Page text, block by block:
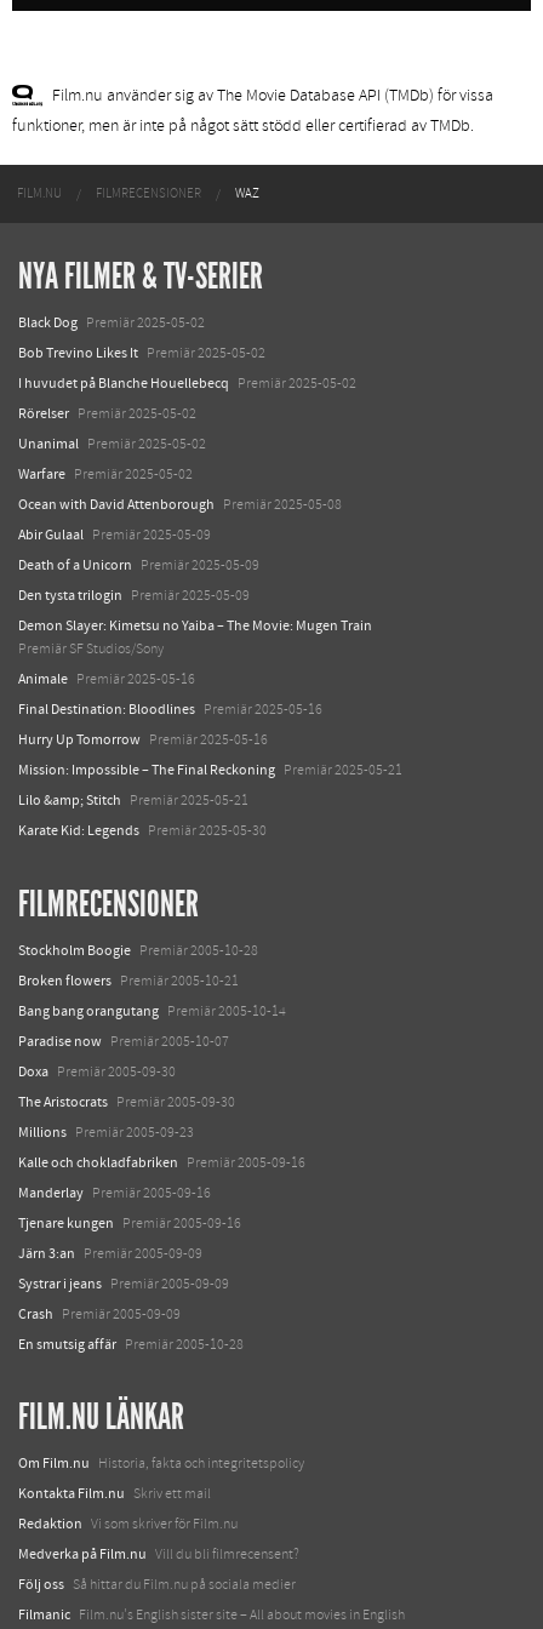
Film.nu använder sig av The Movie Database API (TMDb) för vissa
funktioner, men är inte på något sätt stödd eller certifierad av TMDb.
FILM.NU FILMRECENSIONER WAZ
NYA FILMER & TV-SERIER
Black Dog Premiär 2025-05-02
Bob Trevino Likes It Premiär 2025-05-02
I huvudet på Blanche Houellebecq Premiär 2025-05-02
Rörelser Premiär 2025-05-02
Unanimal Premiär 2025-05-02
Warfare Premiär 2025-05-02
Ocean with David Attenborough Premiär 2025-05-08
Abir Gulaal Premiär 2025-05-09
Death of a Unicorn Premiär 2025-05-09
Den tysta trilogin Premiär 2025-05-09
Demon Slayer: Kimetsu no Yaiba – The Movie: Mugen Train
Premiär SF Studios/Sony
Animale Premiär 2025-05-16
Final Destination: Bloodlines Premiär 2025-05-16
Hurry Up Tomorrow Premiär 2025-05-16
Mission: Impossible – The Final Reckoning Premiär 2025-05-21
Lilo &amp; Stitch Premiär 2025-05-21
Karate Kid: Legends Premiär 2025-05-30
FILMRECENSIONER
Stockholm Boogie Premiär 2005-10-28
Broken flowers Premiär 2005-10-21
Bang bang orangutang Premiär 2005-10-14
Paradise now Premiär 2005-10-07
Doxa Premiär 2005-09-30
The Aristocrats Premiär 2005-09-30
Millions Premiär 2005-09-23
Kalle och chokladfabriken Premiär 2005-09-16
Manderlay Premiär 2005-09-16
Tjenare kungen Premiär 2005-09-16
Järn 3:an Premiär 2005-09-09
Systrar i jeans Premiär 2005-09-09
Crash Premiär 2005-09-09
En smutsig affär Premiär 2005-10-28
FILM.NU LÄNKAR
Om Film.nu Historia, fakta och integritetspolicy
Kontakta Film.nu Skriv ett mail
Redaktion Vi som skriver för Film.nu
Medverka på Film.nu Vill du bli filmrecensent?
Följ oss Så hittar du Film.nu på sociala medier
Filmanic Film.nu's English sister site – All about movies in English